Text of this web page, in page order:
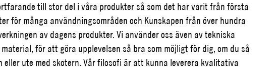
till stor del i våra produkter så som det har varit från första
för många användningsområden och Kunskapen från över hundra
av dagens produkter. Vi använder oss även av tekniska
för att göra upplevelsen så bra som möjligt för dig, om du så
eller ute med skotern. Vår filosofi är att kunna leverera kvalitativa